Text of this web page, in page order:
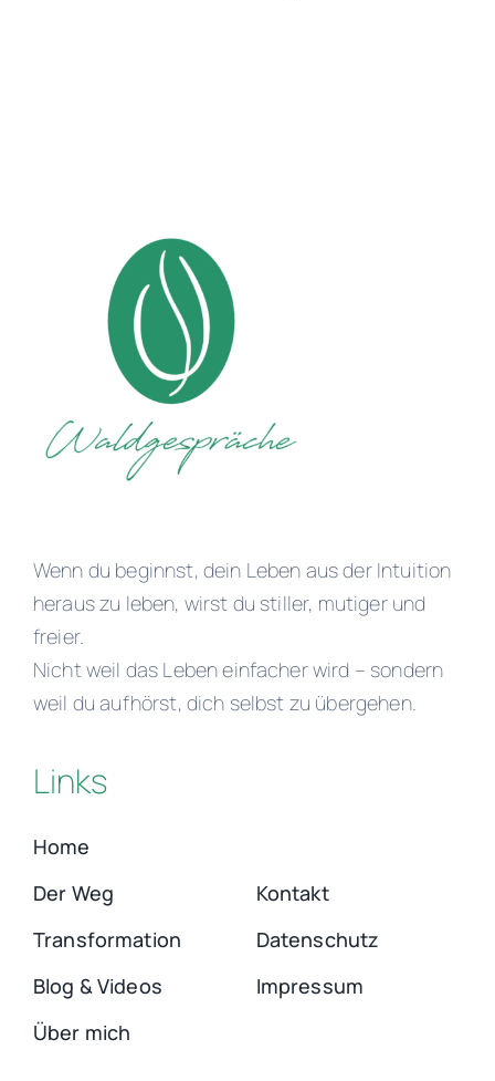
Wenn du beginnst, dein Leben aus der Intuition
heraus zu leben, wirst du stiller, mutiger und
freier.
Nicht weil das Leben einfacher wird – sondern
weil du aufhörst, dich selbst zu übergehen.
Links
Home
Der Weg
Transformation
Blog & Videos
Über mich
Kontakt
Datenschutz
Impressum